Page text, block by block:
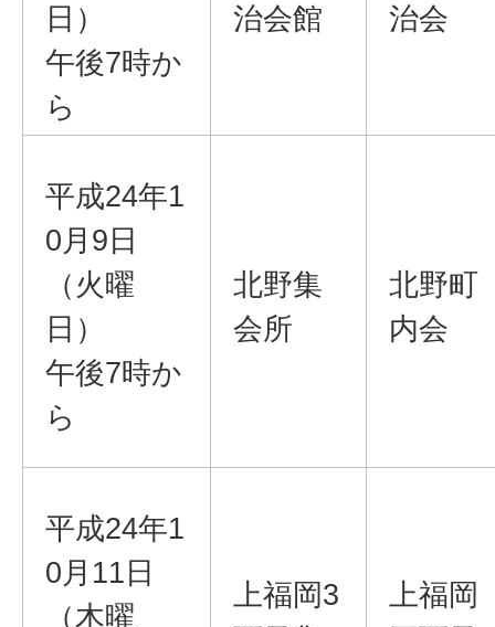
日）
午後7時か
ら
治会館
治会
平成24年1
0月9日
（火曜
日）
午後7時か
ら
北野集
会所
北野町
内会
平成24年1
0月11日
（木曜
上福岡3
上福岡